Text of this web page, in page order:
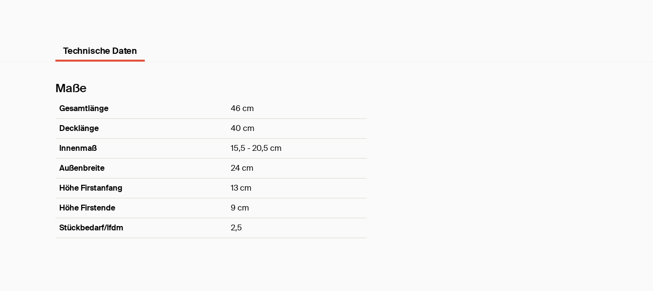
Technische Daten
Maße
Gesamtlänge
46 cm
Decklänge
40 cm
Innenmaß
15,5 - 20,5 cm
Außenbreite
24 cm
Höhe Firstanfang
13 cm
Höhe Firstende
9 cm
Stückbedarf/lfdm
2,5